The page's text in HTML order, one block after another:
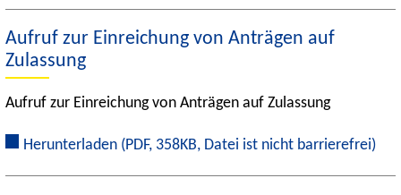
Aufruf zur Einreichung von Anträgen auf
Zulassung
Aufruf zur Einreichung von Anträgen auf Zulassung
Herunterladen (PDF, 358KB, Datei ist nicht barrierefrei)